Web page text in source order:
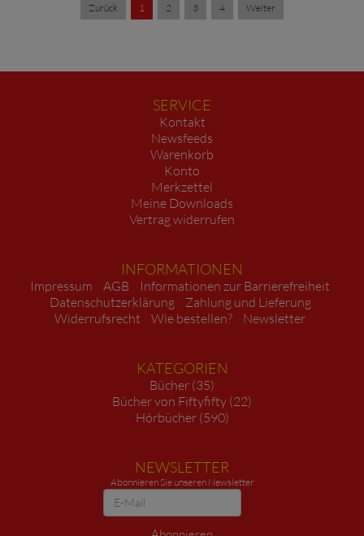
Zurück 1 2 3 4 Weiter
SERVICE
Kontakt
Newsfeeds
Warenkorb
Konto
Merkzettel
Meine Downloads
Vertrag widerrufen
INFORMATIONEN
Impressum AGB
Informationen zur Barrierefreiheit
Datenschutzerklärung
Zahlung und Lieferung
Widerrufsrecht
Wie bestellen? Newsletter
KATEGORIEN
Bücher (35)
Bücher von Fiftyfifty (22)
Hörbücher (590)
NEWSLETTER
Abonnieren Sie unseren Newsletter
Newsletter